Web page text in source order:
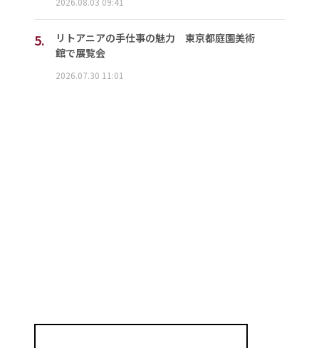
5.
リトアニアの手仕事の魅力 東京都庭園美術
館で展覧会
2026.07.30 11:01